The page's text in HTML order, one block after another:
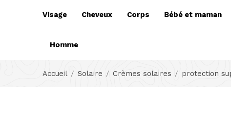
Visage Cheveux Corps Bébé et maman
Homme
Accueil Solaire Crèmes solaires protection